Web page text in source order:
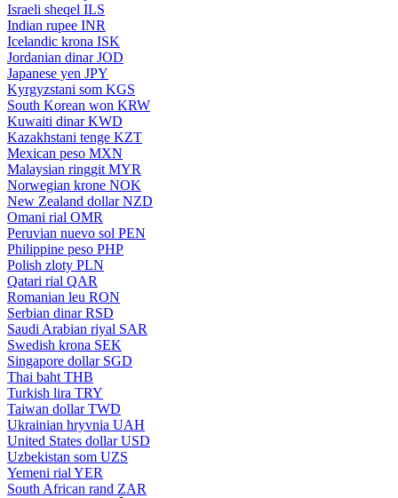
Israeli sheqel ILS
Indian rupee INR
Icelandic krona ISK
Jordanian dinar JOD
Japanese yen JPY
Kyrgyzstani som KGS
South Korean won KRW
Kuwaiti dinar KWD
Kazakhstani tenge KZT
Mexican peso MXN
Malaysian ringgit MYR
Norwegian krone NOK
New Zealand dollar NZD
Omani rial OMR
Peruvian nuevo sol PEN
Philippine peso PHP
Polish zloty PLN
Qatari rial QAR
Romanian leu RON
Serbian dinar RSD
Saudi Arabian riyal SAR
Swedish krona SEK
Singapore dollar SGD
Thai baht THB
Turkish lira TRY
Taiwan dollar TWD
Ukrainian hryvnia UAH
United States dollar USD
Uzbekistan som UZS
Yemeni rial YER
South African rand ZAR